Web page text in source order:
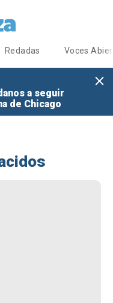
Redadas Voces
a seguir
de Chicago